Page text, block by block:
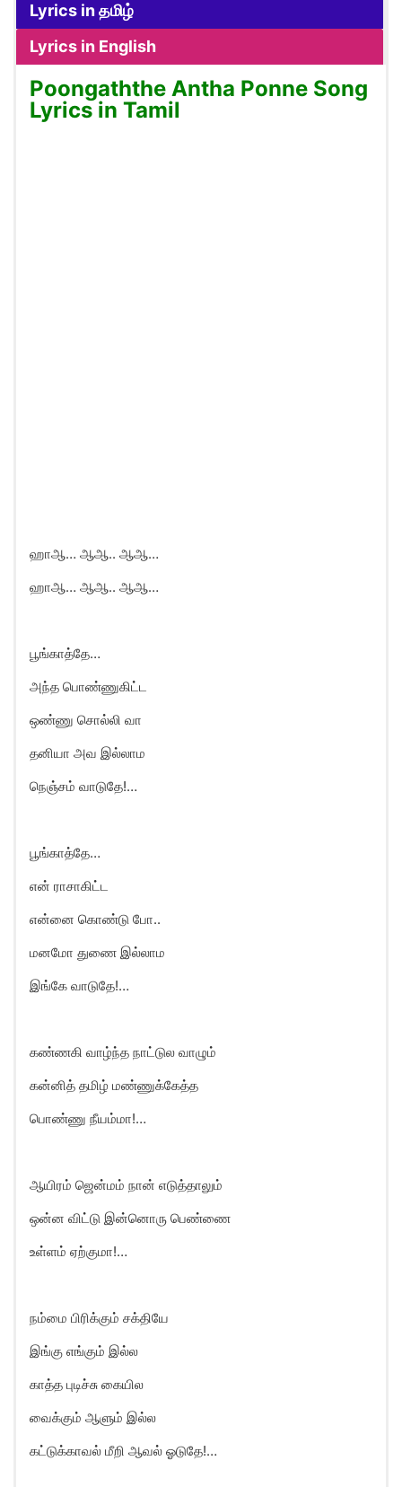
Lyrics in தமிழ்
Lyrics in English
Poongaththe Antha Ponne Song
Lyrics in Tamil
ஹாஆ… ஆஆ.. ஆஆ…
ஹாஆ… ஆஆ.. ஆஆ…
பூங்காத்தே…
அந்த பொண்ணுகிட்ட
ஒண்ணு சொல்லி வா
தனியா அவ இல்லாம
நெஞ்சம் வாடுதே!…
பூங்காத்தே…
என் ராசாகிட்ட
என்னை கொண்டு போ..
மனமோ துணை இல்லாம
இங்கே வாடுதே!…
கண்ணகி வாழ்ந்த நாட்டுல வாழும்
கன்னித் தமிழ் மண்ணுக்கேத்த
பொண்ணு நீயம்மா!…
ஆயிரம் ஜென்மம் நான் எடுத்தாலும்
ஒன்ன விட்டு இன்னொரு பெண்ணை
உள்ளம் ஏற்குமா!…
நம்மை பிரிக்கும் சக்தியே
இங்கு எங்கும் இல்ல
காத்த புடிச்சு கையில
வைக்கும் ஆளும் இல்ல
கட்டுக்காவல் மீறி ஆவல் ஓடுதே!…